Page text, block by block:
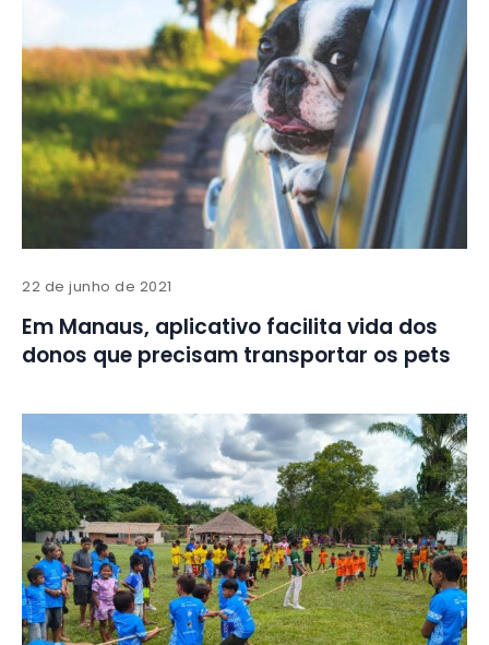
22 de junho de 2021
Em Manaus, aplicativo facilita vida dos
donos que precisam transportar os pets